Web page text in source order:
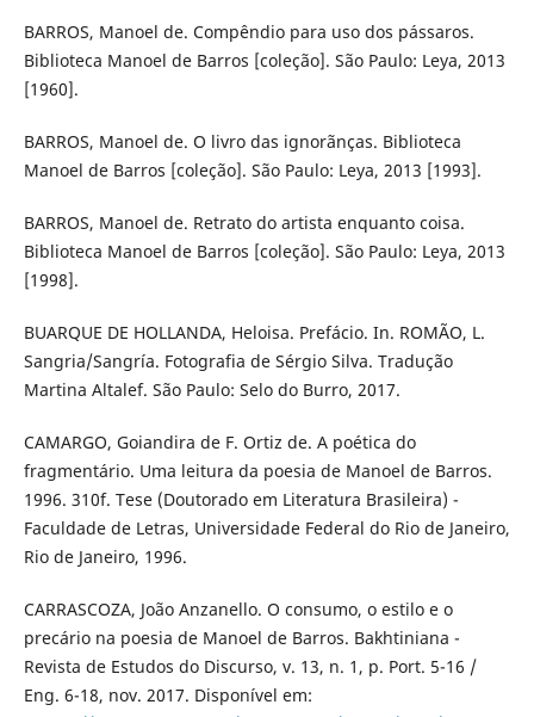
BARROS, Manoel de. Compêndio para uso dos pássaros.
Biblioteca Manoel de Barros [coleção]. São Paulo: Leya, 2013
[1960].
BARROS, Manoel de. O livro das ignorãnças. Biblioteca
Manoel de Barros [coleção]. São Paulo: Leya, 2013 [1993].
BARROS, Manoel de. Retrato do artista enquanto coisa.
Biblioteca Manoel de Barros [coleção]. São Paulo: Leya, 2013
[1998].
BUARQUE DE HOLLANDA, Heloisa. Prefácio. In. ROMÃO, L.
Sangria/Sangría. Fotografia de Sérgio Silva. Tradução
Martina Altalef. São Paulo: Selo do Burro, 2017.
CAMARGO, Goiandira de F. Ortiz de. A poética do
fragmentário. Uma leitura da poesia de Manoel de Barros.
1996. 310f. Tese (Doutorado em Literatura Brasileira) -
Faculdade de Letras, Universidade Federal do Rio de Janeiro,
Rio de Janeiro, 1996.
CARRASCOZA, João Anzanello. O consumo, o estilo e o
precário na poesia de Manoel de Barros. Bakhtiniana -
Revista de Estudos do Discurso, v. 13, n. 1, p. Port. 5-16 /
Eng. 6-18, nov. 2017. Disponível em: